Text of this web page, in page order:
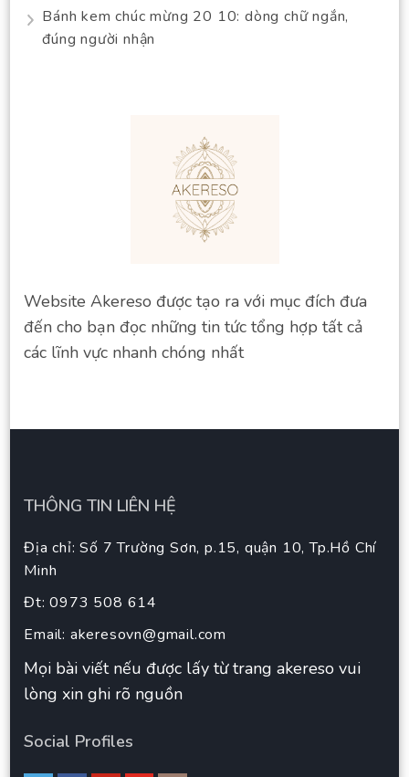
Bánh kem chúc mừng 20 10: dòng chữ ngắn,
đúng người nhận
Website Akereso được tạo ra với mục đích đưa
đến cho bạn đọc những tin tức tổng hợp tất cả
các lĩnh vực nhanh chóng nhất
THÔNG TIN LIÊN HỆ
Địa chỉ: Số 7 Trường Sơn, p.15, quận 10, Tp.Hồ Chí
Minh
Đt: 0973 508 614
Email: akeresovn@gmail.com
Mọi bài viết nếu được lấy từ trang akereso vui
lòng xin ghi rõ nguồn
Social Profiles